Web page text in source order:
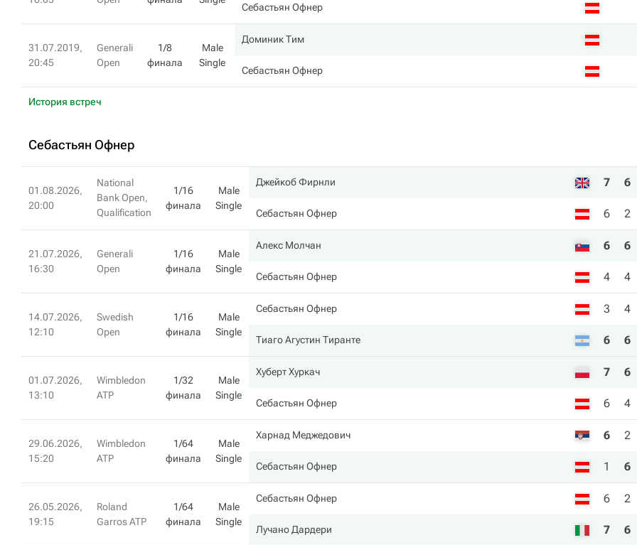
Себастьян Офнер
31.07.2019,
20:45
Generali
Open
1/8
финала
Male
Single
Доминик Тим
Себастьян Офнер
История встреч
Себастьян Офнер
01.08.2026,
20:00
National
Bank Open,
Qualification
1/16
финала
Male
Single
Джейкоб Фирнли 7 6
Себастьян Офнер 6 2
21.07.2026,
16:30
Generali
Open
1/16
финала
Male
Single
Алекс Молчан 6 6
Себастьян Офнер 4 4
14.07.2026,
12:10
Swedish
Open
1/16
финала
Male
Single
Себастьян Офнер 3 4
Тиаго Агустин Тиранте 6 6
01.07.2026,
13:10
Wimbledon
ATP
1/32
финала
Male
Single
Хуберт Хуркач 7 6
Себастьян Офнер 6 4
29.06.2026,
15:20
Wimbledon
ATP
1/64
финала
Male
Single
Харнад Меджедович 6 2
Себастьян Офнер 1 6
26.05.2026,
19:15
Roland
Garros ATP
1/64
финала
Male
Single
Себастьян Офнер 6 2
Лучано Дардери 7 6